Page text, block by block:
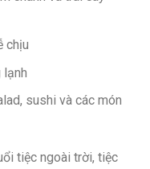
chịu
lạnh
sushi và các món
tiệc ngoài trời, tiệc